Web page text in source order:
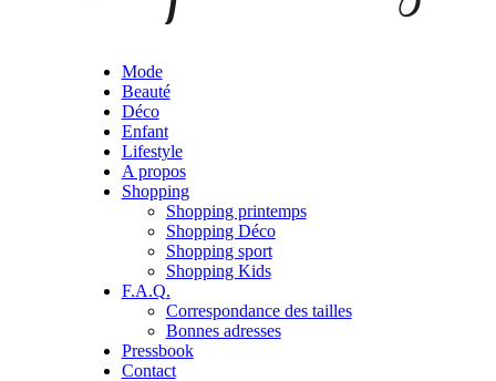
Mode
Beauté
Déco
Enfant
Lifestyle
A propos
Shopping
Shopping printemps
Shopping Déco
Shopping sport
Shopping Kids
F.A.Q.
Correspondance des tailles
Bonnes adresses
Pressbook
Contact